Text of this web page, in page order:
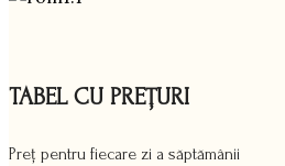
TABEL CU PREȚURI
Preț pentru fiecare zi a săptămânii